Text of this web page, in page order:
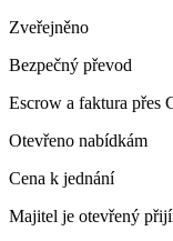
Zveřejněno
Bezpečný převod
Escrow a faktura přes
Otevřeno nabídkám
Cena k jednání
Majitel je otevřený